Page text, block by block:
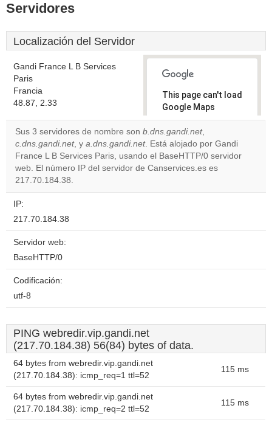
Servidores
Localización del Servidor
Gandi France L B Services
Paris
Francia
48.87, 2.33
This page can't load
Google Maps
correctly.
Do you
own this
website?
OK
Sus 3 servidores de nombre son b.dns.gandi.net,
c.dns.gandi.net, y a.dns.gandi.net. Está alojado por Gandi
France L B Services Paris, usando el BaseHTTP/0 servidor
web. El número IP del servidor de Canservices.es es
217.70.184.38.
IP:
217.70.184.38
Servidor web:
BaseHTTP/0
Codificación:
utf-8
PING webredir.vip.gandi.net
(217.70.184.38) 56(84) bytes of data.
64 bytes from webredir.vip.gandi.net
(217.70.184.38): icmp_req=1 ttl=52
115 ms
64 bytes from webredir.vip.gandi.net
(217.70.184.38): icmp_req=2 ttl=52
115 ms